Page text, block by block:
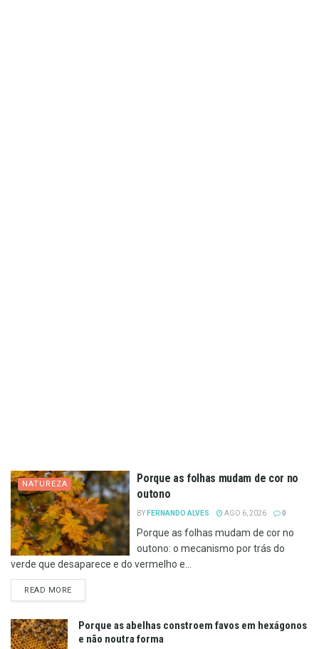
NATUREZA
Porque as folhas mudam de cor no
outono
BY FERNANDO ALVES AGO 6, 2026 0
Porque as folhas mudam de cor no
outono: o mecanismo por trás do
verde que desaparece e do vermelho e...
READ MOREDETAILS
Porque as abelhas constroem favos em hexágonos
e não noutra forma